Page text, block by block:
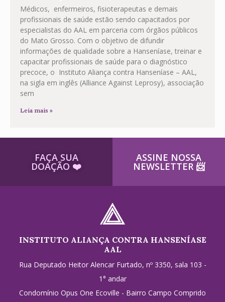
Médicos, enfermeiros, fisioterapeutas e demais
profissionais de saúde estão sendo capacitados por
especialistas do AAL em parceria com órgãos públicos
do Mato Grosso. Com o objetivo de difundir
informações de qualidade sobre a Hanseníase, treinar e
capacitar profissionais de saúde para o diagnóstico
precoce, o Instituto Aliança contra Hanseníase – AAL,
na sigla em inglês (Alliance Against Leprosy), associação
sem
Leia mais »
FAÇA SUA
DOAÇÃO ​❤️
ASSINE NOSSA
NEWSLETTER ​📨
INSTITUTO ALIANÇA CONTRA HANSENÍASE
AAL
Rua Deputado Heitor Alencar Furtado, nº 3350, sala 103 -
1° andar
Condomínio Opus One Ecoville - Bairro Campo Comprido